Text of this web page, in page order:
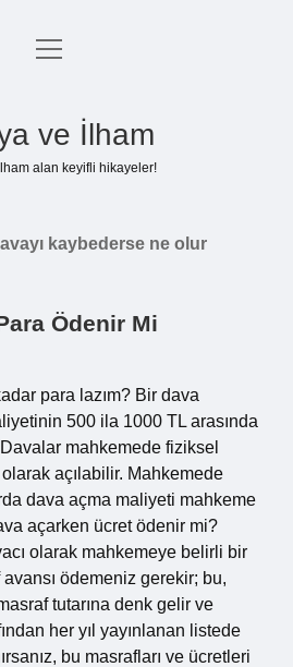
Anasayfa
menüyü
ve İlham
alan keyifli hikayeler!
kaybederse ne olur
Ödenir Mi
para lazım? Bir dava
500 ila 1000 TL arasında
mahkemede fiziksel
açılabilir. Mahkemede
dava açma maliyeti mahkeme
açarken ücret ödenir mi?
olarak mahkemeye belirli bir
ödemeniz gerekir; bu,
tutarına denk gelir ve
her yıl yayınlanan listede
bu masrafları ve ücretleri